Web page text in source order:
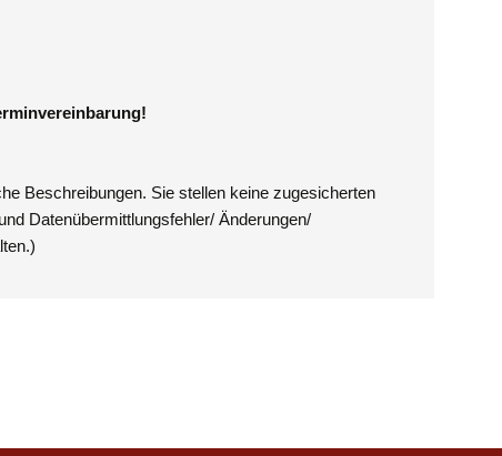
Beschreibungen. Sie stellen keine zugesicherten
Datenübermittlungsfehler/ Änderungen/